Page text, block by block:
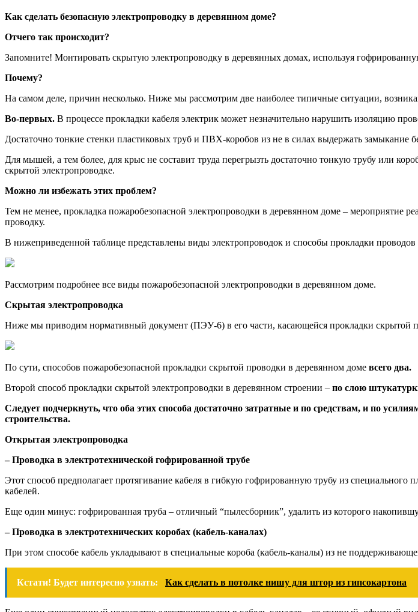
Как сделать безопасную электропроводку в деревянном доме?
Отчего так происходит?
Запомните! Монтировать скрытую электропроводку в деревянных домах, используя
Почему?
На самом деле, причин несколько. Ниже мы рассмотрим две наиболее типичные ситуации,
Во-первых. В процессе прокладки кабеля электрик может незначительно нарушить изоляцию
Достаточно тонкие стенки пластиковых труб и ПВХ-коробов из не в силах выдержать замыкание
Для мышей, а тем более, для крыс не составит труда перегрызть достаточно тонкую трубу или
скрытой электропроводке.
Можно ли избежать этих проблем?
Тем не менее, прокладка пожаробезопасной электропроводки в деревянном доме – мероприятие
проводку.
В нижеприведенной таблице представлены виды электропроводок и способы прокладки проводов
Рассмотрим подробнее все виды пожаробезопасной электропроводки в деревянном доме.
Скрытая электропроводка
Ниже мы приводим нормативный документ (ПЭУ-6) в его части, касающейся прокладки скрытой
По сути, способов пожаробезопасной прокладки скрытой проводки в деревянном доме всего два.
Второй способ прокладки скрытой электропроводки в деревянном строении – по слою
Следует подчеркнуть, что оба этих способа достаточно затратные и по средствам, и по
строительства.
Открытая электропроводка
– Проводка в электротехнической гофрированной трубе
Этот способ предполагает протягивание кабеля в гибкую гофрированную трубу из
кабелей.
Еще один минус: гофрированная труба – отличный “пылесборник”, удалить из которого
– Проводка в электротехнических коробах (кабель-каналах)
При этом способе кабель укладывают в специальные короба (кабель-каналы) из не
Кстати! Будет интересно узнать: Как сделать в потолке нишу для штор из гипсокартона